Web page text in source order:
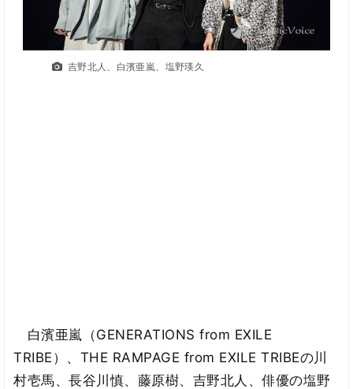
吉野北人、白濱亜嵐、塩野瑛久
白濱亜嵐（GENERATIONS from EXILE
TRIBE）、THE RAMPAGE from EXILE TRIBEの川
村壱馬、長谷川慎、藤原樹、吉野北人、俳優の塩野